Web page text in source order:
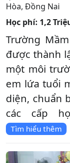
Hòa, Đồng Nai
Học phí: 1,2
Trường
được thành
một môi
em lứa tuổi
diện, chuẩn
các cấp
Tìm hiểu thêm